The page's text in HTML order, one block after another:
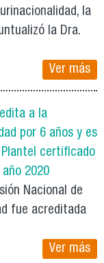
la
la Dra.
Ver más
a la
por 6 años y es
certificado
2020
Nacional de
fue acreditada
Ver más